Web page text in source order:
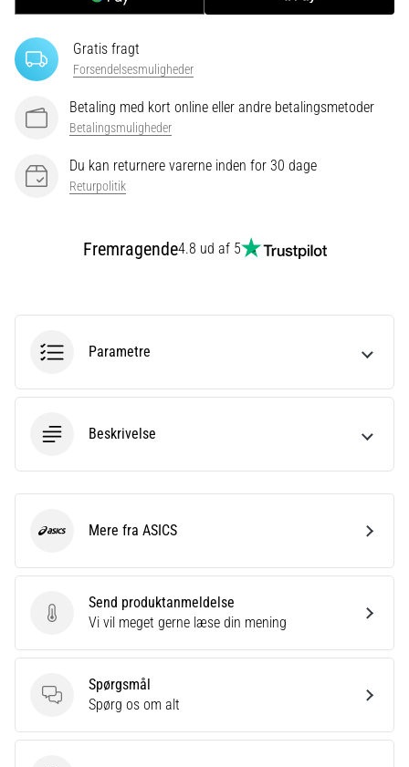
behandling
og
forebyggelse
Løberknæ,
også
kendt
iliotibialbåndsyndrom
(ITBS),
oplever.
Vis
artikler
Gratis fragt
Forsendelsesmuligheder
Betaling med kort online eller andre betalingsmetoder
Betalingsmuligheder
Du kan returnere varerne inden for 30 dage
Returpolitik
Fremragende4.8 ud af 5
Parametre
Beskrivelse
Send produktanmeldelse
Send produktanmeldelse
Vi vil meget gerne læse din mening
Spørgsmål
Spørgsmål
Spørg os om alt
ASICS Mere fra ASICS